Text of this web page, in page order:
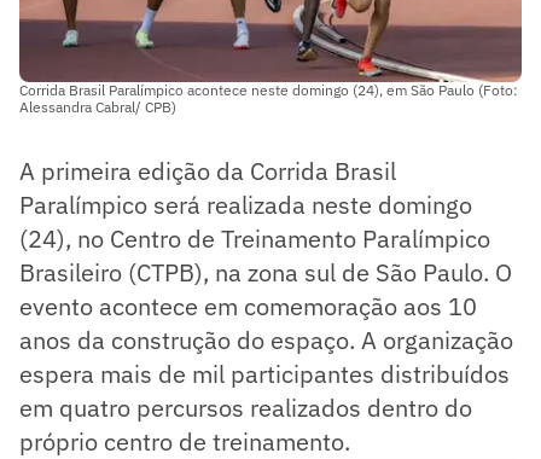
Corrida Brasil Paralímpico acontece neste domingo (24), em São Paulo (Foto:
Alessandra Cabral/ CPB)
A primeira edição da Corrida Brasil
Paralímpico será realizada neste domingo
(24), no Centro de Treinamento Paralímpico
Brasileiro (CTPB), na zona sul de São Paulo. O
evento acontece em comemoração aos 10
anos da construção do espaço. A organização
espera mais de mil participantes distribuídos
em quatro percursos realizados dentro do
próprio centro de treinamento.